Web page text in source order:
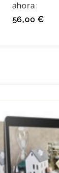
ahora:
56,00 €